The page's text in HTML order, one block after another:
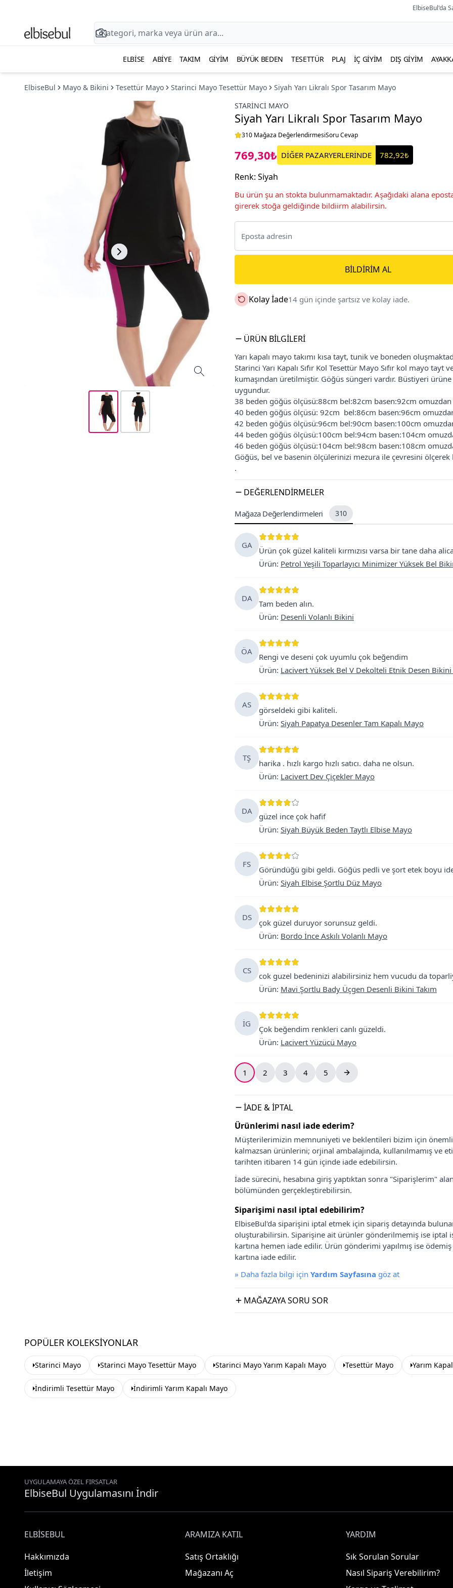
ElbiseBul'da
ELBISE ABIYE TAKIM GIYIM BÜYÜK BEDEN TESETTÜR PLAJ İÇ GIYIM DIŞ GIYIM
ElbiseBul Mayo & Bikini Tesettür Mayo Starinci Mayo Tesettür Mayo
Siyah Yarı Likralı Spor Tasarım Mayo
STARINCI MAYO
Siyah Yarı Likralı Spor Tasarım Mayo
310 Mağaza DeğerlendirmesiSoru Cevap
769,30₺ DİĞER PAZARYERLERİNDE 782,92₺
Renk: Siyah
Bu ürün şu an stokta bulunmamaktadır. Aşağıdaki alana
girerek stoğa geldiğinde bildiirm alabilirsin.
BILDIRIM AL
Kolay İade14 gün içinde şartsız ve kolay iade.
ÜRÜN BILGILERI
Yarı kapalı mayo takımı kısa tayt, tunik ve boneden
Starinci Yarı Kapalı Sıfır Kol Tesettür Mayo Sıfır kol mayo
kumaşından üretilmiştir. Göğüs süngeri vardır. Büstiyeri
uygundur.
38 beden göğüs ölçüsü:88cm bel:82cm basen:92cm
40 beden göğüs ölçüsü: 92cm bel:86cm basen:96cm
42 beden göğüs ölçüsü:96cm bel:90cm basen:100cm
44 beden göğüs ölçüsü:100cm bel:94cm basen:104cm
46 beden göğüs ölçüsü:104cm bel:98cm basen:108cm
Göğüs, bel ve basenin ölçülerinizi mezura ile çevresini
.
DEĞERLENDIRMELER
Mağaza Değerlendirmeleri 310
GA
Ürün çok güzel kaliteli kırmızısı varsa bir tane daha
Ürün: Petrol Yeşili Toparlayıcı Minimizer Yüksek Bel
DA
Tam beden alın.
Ürün: Desenli Volanlı Bikini
ÖA
Rengi ve deseni çok uyumlu çok beğendim
Ürün: Lacivert Yüksek Bel V Dekolteli Etnik Desen Bikini
AS
görseldeki gibi kaliteli.
Ürün: Siyah Papatya Desenler Tam Kapalı Mayo
TŞ
harika . hızlı kargo hızlı satıcı. daha ne olsun.
Ürün: Lacivert Dev Çiçekler Mayo
DA
güzel ince çok hafif
Ürün: Siyah Büyük Beden Taytlı Elbise Mayo
FS
Göründüğü gibi geldi. Göğüs pedli ve şort etek boyu
Ürün: Siyah Elbise Şortlu Düz Mayo
DS
çok güzel duruyor sorunsuz geldi.
Ürün: Bordo İnce Askılı Volanlı Mayo
CS
cok guzel bedeninizi alabilirsiniz hem vucudu da
Ürün: Mavi Şortlu Bady Üçgen Desenli Bikini Takım
İG
Çok beğendim renkleri canlı güzeldi.
Ürün: Lacivert Yüzücü Mayo
1 2 3 4 5
İADE & İPTAL
Ürünlerimi nasıl iade ederim?
Müşterilerimizin memnuniyeti ve beklentileri bizim için
kalmazsan ürünlerini; orjinal ambalajında, kullanılmamış ve
tarihten itibaren 14 gün içinde iade edebilirsin.
İade sürecini, hesabına giriş yaptıktan sonra "Siparişlerim"
bölümünden gerçekleştirebilirsin.
Siparişimi nasıl iptal edebilirim?
ElbiseBul'da siparişini iptal etmek için sipariş detayında
oluşturabilirsin. Siparişine ait ürünler gönderilmemiş ise iptal
kartına hemen iade edilir. Ürün gönderimi yapılmış ise
kartına iade edilir.
» Daha fazla bilgi için Yardım Sayfasına göz at
MAĞAZAYA SORU SOR
POPÜLER KOLEKSIYONLAR
Starinci Mayo Starinci Mayo Tesettür Mayo Starinci Mayo Yarım Kapalı Mayo Tesettür Mayo Yarım
İndirimli Tesettür Mayo İndirimli Yarım Kapalı Mayo
UYGULAMAYA ÖZEL FIRSATLAR
ElbiseBul Uygulamasını İndir
ELBISEBUL
Hakkımızda
İletişim
ARAMIZA KATIL
Satış Ortaklığı
Mağazanı Aç
YARDIM
Sık Sorulan Sorular
Nasıl Sipariş Verebilirim?